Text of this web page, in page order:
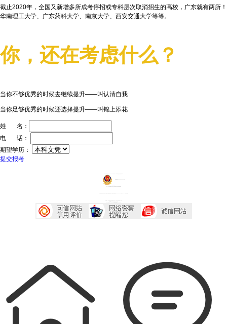
截止2020年，全国又新增多所成考停招或专科层次取消招生的高校，广东就有两所！
华南理工大学、广东药科大学、南京大学、西安交通大学等等。
你，还在考虑什么？
当你不够优秀的时候去继续提升——叫认清自我
当你足够优秀的时候还选择提升——叫锦上添花
姓 名：
电 话：
期望学历：
提交报考